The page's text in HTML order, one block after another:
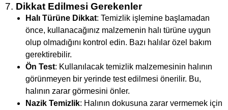
7. Dikkat Edilmesi Gerekenler
Halı Türüne Dikkat: Temizlik işlemine başlamadan
önce, kullanacağınız malzemenin halı türüne uygun
olup olmadığını kontrol edin. Bazı halılar özel bakım
gerektirebilir.
Ön Test: Kullanılacak temizlik malzemesinin halının
görünmeyen bir yerinde test edilmesi önerilir. Bu,
halının zarar görmesini önler.
Nazik Temizlik: Halının dokusuna zarar vermemek için